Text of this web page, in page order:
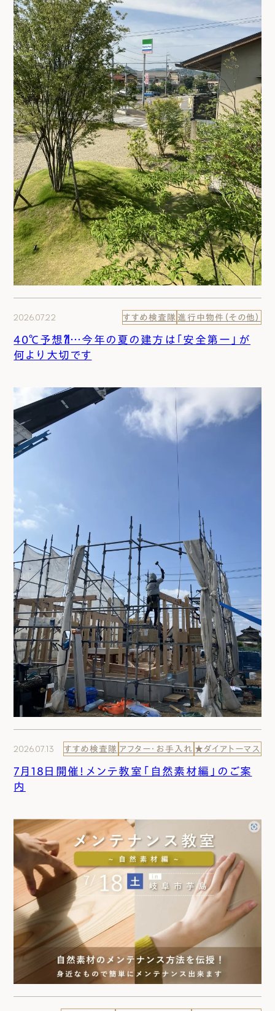
2026.07.22 すすめ検査隊 進行中物件（その他）
40℃予想⁈…今年の夏の建方は「安全第一」が
何より大切です
2026.07.13 すすめ検査隊 アフター・お手入れ ★ダイアトーマス
7月18日開催！メンテ教室「自然素材編」のご案
内